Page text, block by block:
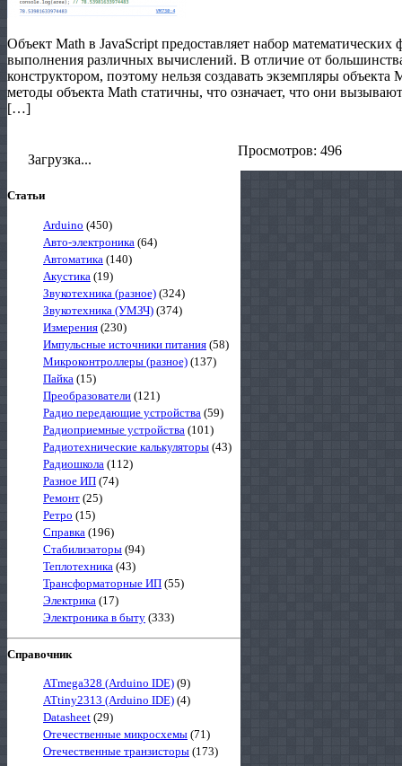
Объект Math в JavaScript предоставляет набор
выполнения различных вычислений. В отличие от
конструктором, поэтому нельзя создавать экземпляры
методы объекта Math статичны, что означает, что они
[…]
Загрузка...
Просмотров: 496
Статьи
Arduino (450)
Авто-электроника (64)
Автоматика (140)
Акустика (19)
Звукотехника (разное) (324)
Звукотехника (УМЗЧ) (374)
Измерения (230)
Импульсные источники питания (58)
Микроконтроллеры (разное) (137)
Пайка (15)
Преобразователи (121)
Радио передающие устройства (59)
Радиоприемные устройства (101)
Радиотехнические калькуляторы (43)
Радиошкола (112)
Разное ИП (74)
Ремонт (25)
Ретро (15)
Справка (196)
Стабилизаторы (94)
Теплотехника (43)
Трансформаторные ИП (55)
Электрика (17)
Электроника в быту (333)
Справочник
ATmega328 (Arduino IDE) (9)
ATtiny2313 (Arduino IDE) (4)
Datasheet (29)
Отечественные микросхемы (71)
Отечественные транзисторы (173)